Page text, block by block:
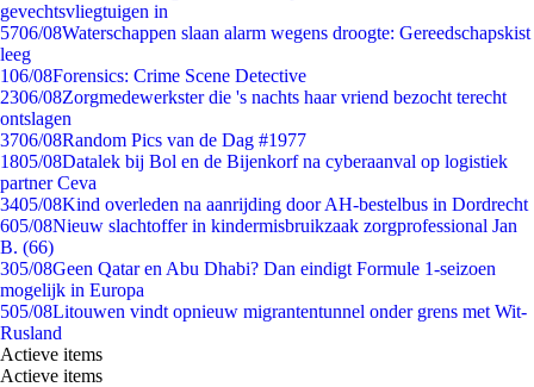
gevechtsvliegtuigen in
5706/08Waterschappen slaan alarm wegens droogte: Gereedschapskist
leeg
106/08Forensics: Crime Scene Detective
2306/08Zorgmedewerkster die 's nachts haar vriend bezocht terecht
ontslagen
3706/08Random Pics van de Dag #1977
1805/08Datalek bij Bol en de Bijenkorf na cyberaanval op logistiek
partner Ceva
3405/08Kind overleden na aanrijding door AH-bestelbus in Dordrecht
605/08Nieuw slachtoffer in kindermisbruikzaak zorgprofessional Jan
B. (66)
305/08Geen Qatar en Abu Dhabi? Dan eindigt Formule 1-seizoen
mogelijk in Europa
505/08Litouwen vindt opnieuw migrantentunnel onder grens met Wit-
Rusland
Actieve items
Actieve items